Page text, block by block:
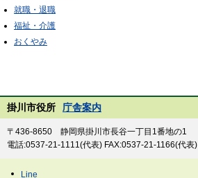
就職・退職
福祉・介護
おくやみ
掛川市役所 庁舎案内
〒436-8650 静岡県掛川市長谷一丁目1番地の1
電話:0537-21-1111(代表) FAX:0537-21-1166(代表)